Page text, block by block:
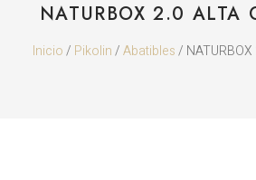
NATURBOX 2.0 ALTA
Inicio/ Pikolin/Abatibles/ NATURBOX